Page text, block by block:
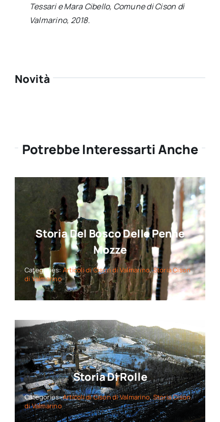
Tessari e Mara Cibello, Comune di Cison di
Valmarino, 2018.
Novità
Potrebbe Interessarti Anche
Storia Del Bosco Delle Penne
Mozze
Categories: Articoli di Cison di Valmarino,Storia Cison
di Valmarino
Storia Di Rolle
Categories:Articoli di Cison di Valmarino,Storia Cison
di Valmarino